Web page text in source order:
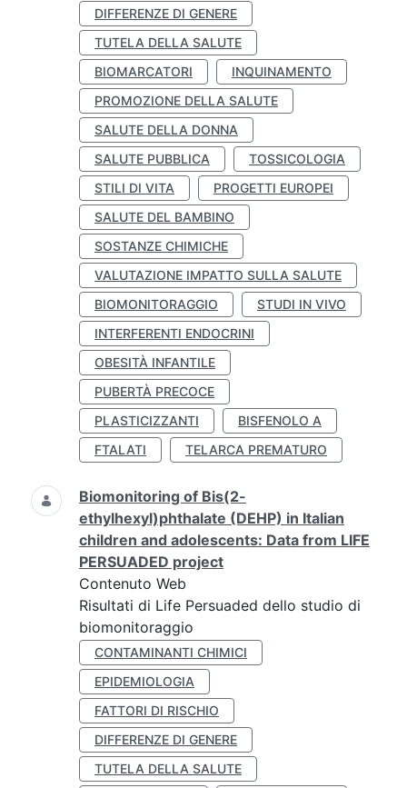
DIFFERENZE DI GENERE
TUTELA DELLA SALUTE
BIOMARCATORI
INQUINAMENTO
PROMOZIONE DELLA SALUTE
SALUTE DELLA DONNA
SALUTE PUBBLICA
TOSSICOLOGIA
STILI DI VITA
PROGETTI EUROPEI
SALUTE DEL BAMBINO
SOSTANZE CHIMICHE
VALUTAZIONE IMPATTO SULLA SALUTE
BIOMONITORAGGIO
STUDI IN VIVO
INTERFERENTI ENDOCRINI
OBESITÀ INFANTILE
PUBERTÀ PRECOCE
PLASTICIZZANTI
BISFENOLO A
FTALATI
TELARCA PREMATURO
Biomonitoring of Bis(2-
ethylhexyl)phthalate (DEHP) in Italian
children and adolescents: Data from LIFE
PERSUADED project
Contenuto Web
Risultati di Life Persuaded dello studio di
biomonitoraggio
CONTAMINANTI CHIMICI
EPIDEMIOLOGIA
FATTORI DI RISCHIO
DIFFERENZE DI GENERE
TUTELA DELLA SALUTE